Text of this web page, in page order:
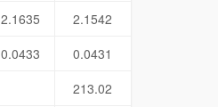
2.1635
2.1542
0.0433
0.0431
213.02